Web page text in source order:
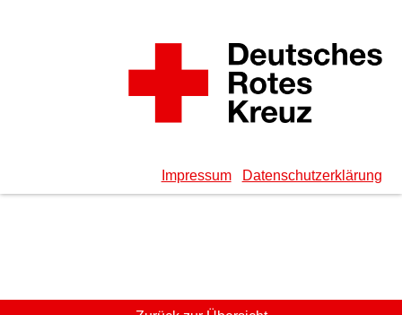
Impressum Datenschutzerklärung